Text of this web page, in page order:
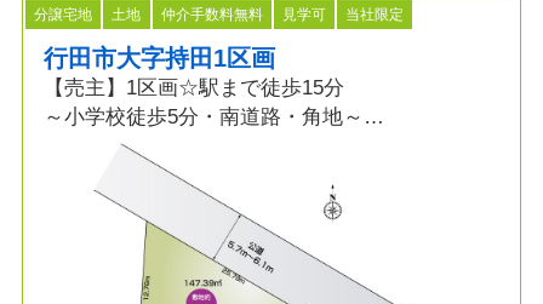
分譲宅地 土地 仲介手数料無料 見学可 当社限定
行田市大字持田1区画
【売主】1区画☆駅まで徒歩15分
～小学校徒歩5分・南道路・角地～
◎物件のポイント
■南道路・角地
■面積40坪以上
◎周辺環境